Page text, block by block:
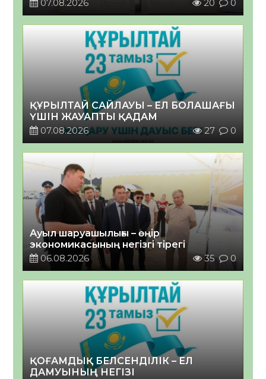
07.08.2026 20 0
ҚҰРЫЛТАЙ САЙЛАУЫ – ЕЛ БОЛАШАҒЫ
ҮШІН ЖАУАПТЫ ҚАДАМ
07.08.2026
27 0
Ауыл шаруашылығы – өңір
экономикасының негізгі тірегі
06.08.2026
35 0
ҚОҒАМДЫҚ БЕЛСЕНДІЛІК – ЕЛ
ДАМУЫНЫҢ НЕГІЗІ